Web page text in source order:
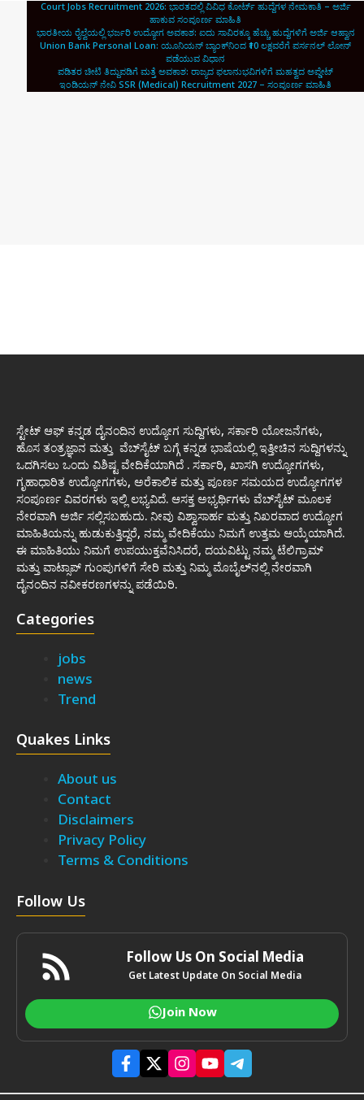
Court Jobs Recruitment 2026: ಭಾರತದಲ್ಲಿ ವಿವಿಧ ಕೋರ್ಟ್ ಹುದ್ದೆಗಳ ನೇಮಕಾತಿ – ಅರ್ಜಿ
ಹಾಕುವ ಸಂಪೂರ್ಣ ಮಾಹಿತಿ
ಭಾರತೀಯ ರೈಲ್ವೆಯಲ್ಲಿ ಭರ್ಜರಿ ಉದ್ಯೋಗ ಅವಕಾಶ: ಐದು ಸಾವಿರಕ್ಕೂ ಹೆಚ್ಚು ಹುದ್ದೆಗಳಿಗೆ ಅರ್ಜಿ ಆಹ್ವಾನ
Union Bank Personal Loan: ಯೂನಿಯನ್ ಬ್ಯಾಂಕ್‌ನಿಂದ ₹10 ಲಕ್ಷವರೆಗೆ ಪರ್ಸನಲ್ ಲೋನ್
ಪಡೆಯುವ ವಿಧಾನ
ಪಡಿತರ ಚೀಟಿ ತಿದ್ದುಪಡಿಗೆ ಮತ್ತೆ ಅವಕಾಶ: ರಾಜ್ಯದ ಫಲಾನುಭವಿಗಳಿಗೆ ಮಹತ್ವದ ಅಪ್ಡೇಟ್
ಇಂಡಿಯನ್ ನೇವಿ SSR (Medical) Recruitment 2027 – ಸಂಪೂರ್ಣ ಮಾಹಿತಿ
ಸ್ಟೇಟ್ ಆಫ್ ಕನ್ನಡ ದೈನಂದಿನ ಉದ್ಯೋಗ ಸುದ್ದಿಗಳು, ಸರ್ಕಾರಿ ಯೋಜನೆಗಳು,
ಹೊಸ ತಂತ್ರಜ್ಞಾನ ಮತ್ತು ವೆಬ್‌ಸೈಟ್ ಬಗ್ಗೆ ಕನ್ನಡ ಭಾಷೆಯಲ್ಲಿ ಇತ್ತೀಚಿನ ಸುದ್ದಿಗಳನ್ನು
ಒದಗಿಸಲು ಒಂದು ವಿಶಿಷ್ಟ ವೇದಿಕೆಯಾಗಿದೆ . ಸರ್ಕಾರಿ, ಖಾಸಗಿ ಉದ್ಯೋಗಗಳು,
ಗೃಹಾಧಾರಿತ ಉದ್ಯೋಗಗಳು, ಅರೆಕಾಲಿಕ ಮತ್ತು ಪೂರ್ಣ ಸಮಯದ ಉದ್ಯೋಗಗಳ
ಸಂಪೂರ್ಣ ವಿವರಗಳು ಇಲ್ಲಿ ಲಭ್ಯವಿದೆ. ಆಸಕ್ತ ಅಭ್ಯರ್ಥಿಗಳು ವೆಬ್‌ಸೈಟ್ ಮೂಲಕ
ನೇರವಾಗಿ ಅರ್ಜಿ ಸಲ್ಲಿಸಬಹುದು. ನೀವು ವಿಶ್ವಾಸಾರ್ಹ ಮತ್ತು ನಿಖರವಾದ ಉದ್ಯೋಗ
ಮಾಹಿತಿಯನ್ನು ಹುಡುಕುತ್ತಿದ್ದರೆ, ನಮ್ಮ ವೇದಿಕೆಯು ನಿಮಗೆ ಉತ್ತಮ ಆಯ್ಕೆಯಾಗಿದೆ.
ಈ ಮಾಹಿತಿಯು ನಿಮಗೆ ಉಪಯುಕ್ತವೆನಿಸಿದರೆ, ದಯವಿಟ್ಟು ನಮ್ಮ ಟೆಲಿಗ್ರಾಮ್
ಮತ್ತು ವಾಟ್ಸಾಪ್ ಗುಂಪುಗಳಿಗೆ ಸೇರಿ ಮತ್ತು ನಿಮ್ಮ ಮೊಬೈಲ್‌ನಲ್ಲಿ ನೇರವಾಗಿ
ದೈನಂದಿನ ನವೀಕರಣಗಳನ್ನು ಪಡೆಯಿರಿ.
Categories
jobs
news
Trend
Quakes Links
About us
Contact
Disclaimers
Privacy Policy
Terms & Conditions
Follow Us
Follow Us On Social Media
Get Latest Update On Social Media
Join Now